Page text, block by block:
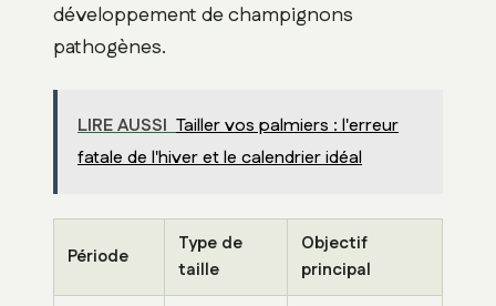
développement de champignons
pathogènes.
LIRE AUSSI Tailler vos palmiers : l'erreur
fatale de l'hiver et le calendrier idéal
Période
Type de
taille
Objectif
principal